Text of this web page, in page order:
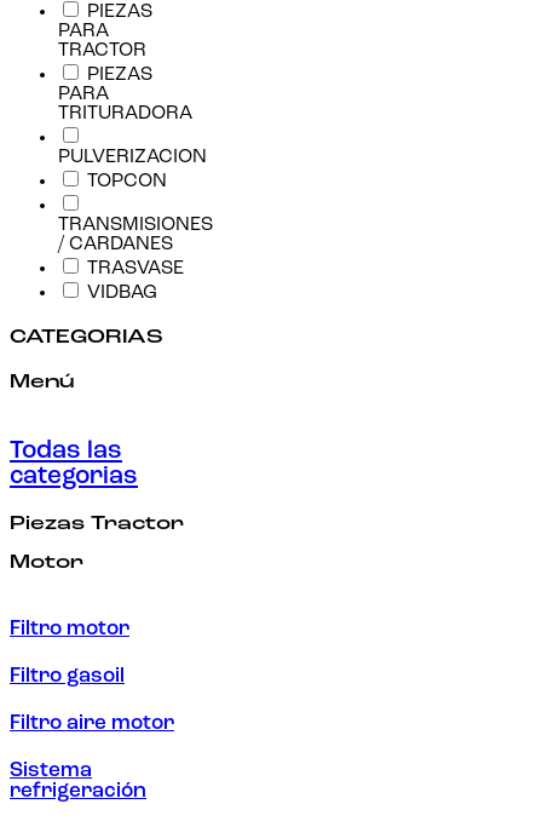
PIEZAS
PARA
TRACTOR
PIEZAS
PARA
TRITURADORA
PULVERIZACION
TOPCON
TRANSMISIONES
/ CARDANES
TRASVASE
VIDBAG
CATEGORIAS
Menú
Todas las
categorias
Piezas Tractor
Motor
Filtro motor
Filtro gasoil
Filtro aire motor
Sistema
refrigeración